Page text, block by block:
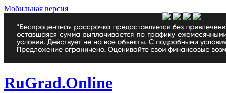
Мобильная версия
RuGrad.Online